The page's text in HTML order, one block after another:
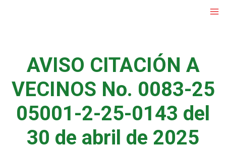
AVISO CITACIÓN A
VECINOS No. 0083-25
05001-2-25-0143 del
30 de abril de 2025